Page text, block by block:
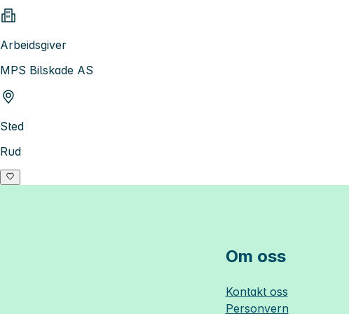
Arbeidsgiver
MPS Bilskade AS
Sted
Rud
Om oss
Kontakt oss
Personvern